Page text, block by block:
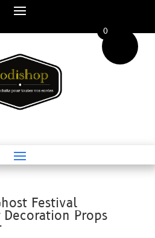
Festival
Props
0